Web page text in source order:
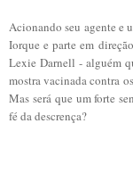
Acionando seu agente e
Iorque e parte em
Lexie Darnell - alguém
mostra vacinada contra
Mas será que um forte
fé da descrença?